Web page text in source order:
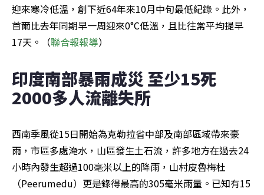
迎來寒冷低溫，創下近64年來10月中旬最低紀錄。此外，
首爾比去年同期早一周迎來0°C低溫，且比往常平均提早
17天。（聯合報報導）
印度南部暴雨成災 至少15死
2000多人流離失所
西南季風從15日開始為克勒拉省中部及南部區域帶來豪
雨，市區多處淹水，山區發生土石流，許多地方在過去24
小時內發生超過100毫米以上的降雨，山村皮魯梅杜
（Peerumedu）更是錄得最高的305毫米雨量。已知有15